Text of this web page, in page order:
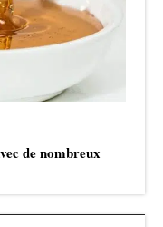
de nombreux